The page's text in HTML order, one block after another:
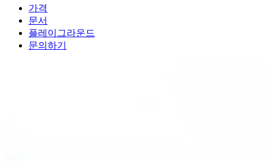
가격
문서
플레이그라운드
문의하기